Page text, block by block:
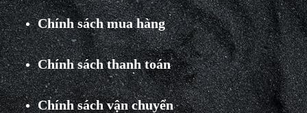
Chính sách mua hàng
Chính sách thanh toán
Chính sách vận chuyển